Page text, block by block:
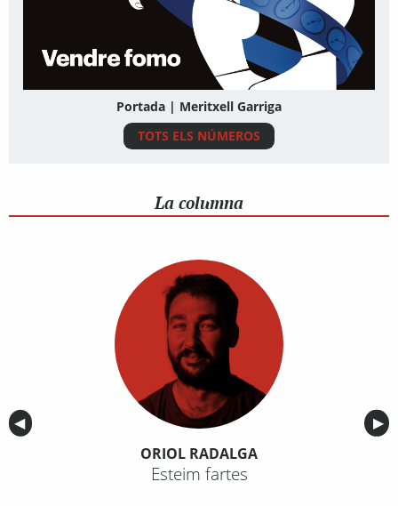
Portada | Meritxell Garriga
TOTS ELS NÚMEROS
La columna
Anterior
◀︎ ▶︎
ORIOL RADALGA
Esteim fartes